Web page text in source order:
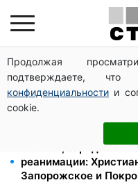
Продолжая
подтверждаете,
конфиденциальности и
cookie.
172 940 грн защитят
коммуналку: с
Новый знак на
грузовиков
Мавики, зарядные
реанимации:
Запорожское и